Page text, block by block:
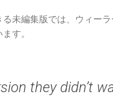
る未編集版では、ウィー
す。
they didn’t